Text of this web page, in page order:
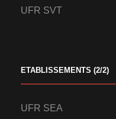
UFR SVT
ETABLISSEMENTS (2/2)
UFR SEA